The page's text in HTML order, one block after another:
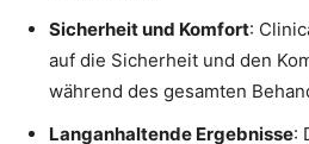
Sicherheit und Komfort:
auf die Sicherheit und den
während des gesamten
Langanhaltende Ergebnisse: